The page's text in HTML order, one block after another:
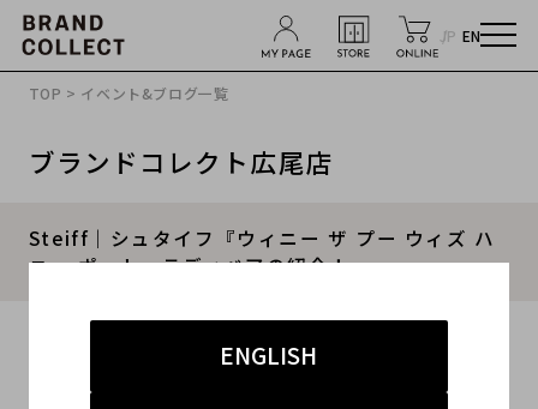
JP EN
ENGLISH
TOP > イベント&ブログ一覧
ブランドコレクト広尾店
Steiff｜シュタイフ『ウィニー ザ プー ウィズ ハ
ニー ポット』テディベアの紹介！
#シュタイフ